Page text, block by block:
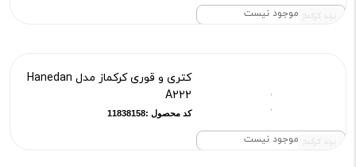
موجود نیست برند کرکماز
موجود نیست برند کرکماز
کتری و قوری کرکماز مدل Hanedan
A222
کد محصول :11838158